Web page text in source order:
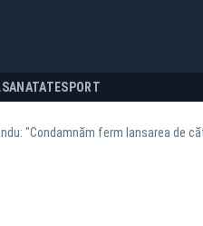
SANATATESPORT
"Condamnăm ferm lansarea de